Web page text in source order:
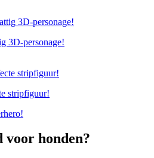
3D-personage!
stripfiguur!
voor honden?